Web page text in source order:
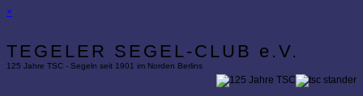
×
TEGELER SEGEL-CLUB e.V.
125 Jahre TSC - Segeln seit 1901 im Norden Berlins